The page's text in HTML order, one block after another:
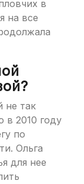
в
на все
не так
в 2010 году
по
Ольга
для нее